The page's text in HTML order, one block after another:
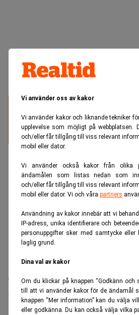
Vi använder oss av kakor
Vi använder kakor och liknande tekniker
upplevelse som möjligt på webbplatsen.
och/eller får tillgång till viss relevant
mobil eller dator.
Vi använder också kakor från olika
ändamålen som listas nedan som
och/eller får tillgång till viss relevant
mobil eller dator. Vi och våra partners
Användning av kakor innebär att vi
IP-adress, unika identifierare och
personuppgifter sker med samtycke
laglig grund.
Dina val av kakor
Om du klickar på knappen “Godkänn och
till att vi använder kakor för de ändamål
knappen “Mer information” kan du välja
eller godkänna. Du kan också välja vilka
ANNONS
Bakgrunden är att Bankomat AB år
LLC, Alphabet Inc och Google
tingsrätt för varumärkesintrång.
Missa inte:
trots krig och börsoro. Realtid
Bankomat yrkade att Google vid
kronor skulle förbjudas att använda
som svensk översättning av
cash machine i sina
Juridikdå.
Bolaget hävdade att kännetecknet